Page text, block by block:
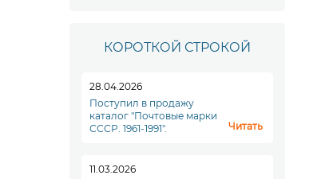
КОРОТКОЙ СТРОКОЙ
28.04.2026
Поступил в продажу
каталог "Почтовые марки
СССР. 1961-1991".
Читать
11.03.2026